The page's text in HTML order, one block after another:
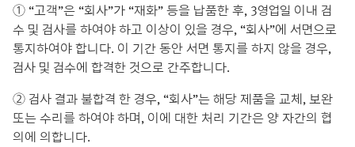
① “고객”은 “회사”가 “재화” 등을 납품한 후, 3영업일 이내 검
수 및 검사를 하여야 하고 이상이 있을 경우, “회사”에 서면으로
통지하여야 합니다. 이 기간 동안 서면 통지를 하지 않을 경우,
검사 및 검수에 합격한 것으로 간주합니다.
② 검사 결과 불합격 한 경우, “회사”는 해당 제품을 교체, 보완
또는 수리를 하여야 하며, 이에 대한 처리 기간은 양 자간의 협
의에 의합니다.